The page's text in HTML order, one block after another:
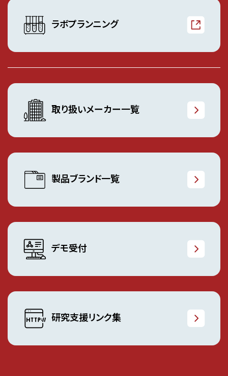
ラボプランニング
取り扱いメーカー一覧
製品ブランド一覧
デモ受付
研究支援リンク集